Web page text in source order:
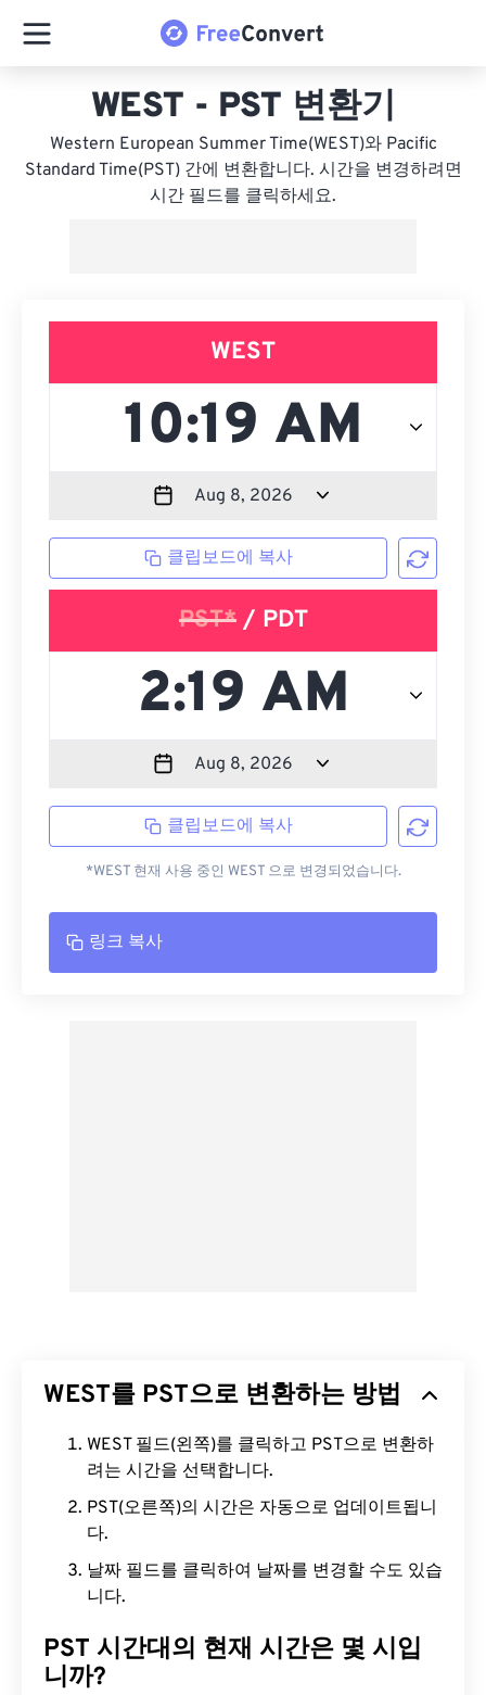
WEST - PST 변환기
Western European Summer Time(WEST)와 Pacific
Standard Time(PST) 간에 변환합니다. 시간을 변경하려면
시간 필드를 클릭하세요.
WEST
클립보드에 복사
PST*/ PDT
클립보드에 복사
*WEST 현재 사용 중인 WEST 으로 변경되었습니다.
링크 복사
WEST를 PST으로 변환하는 방법
WEST 필드(왼쪽)를 클릭하고 PST으로 변환하
려는 시간을 선택합니다.
PST(오른쪽)의 시간은 자동으로 업데이트됩니
다.
날짜 필드를 클릭하여 날짜를 변경할 수도 있습
니다.
PST 시간대의 현재 시간은 몇 시입
니까?